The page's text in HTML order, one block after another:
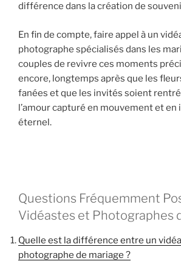
différence dans la création de
En fin de compte, faire appel à un
photographe spécialisés dans les
couples de revivre ces moments
encore, longtemps après que les
fanées et que les invités soient
l’amour capturé en mouvement et en
éternel.
Questions Fréquemment
Vidéastes et Photographes
Quelle est la différence entre un
photographe de mariage ?